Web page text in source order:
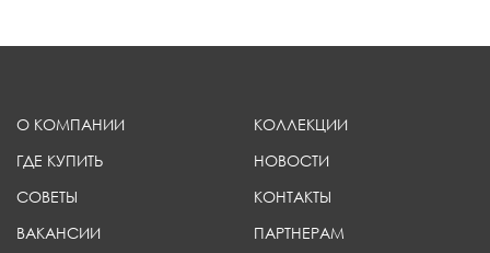
О КОМПАНИИ
КОЛЛЕКЦИИ
ГДЕ КУПИТЬ
НОВОСТИ
СОВЕТЫ
КОНТАКТЫ
ВАКАНСИИ
ПАРТНЕРАМ